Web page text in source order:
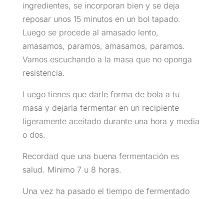
ingredientes, se incorporan bien y se deja
reposar unos 15 minutos en un bol tapado.
Luego se procede al amasado lento,
amasamos, paramos, amasamos, paramos.
Vamos escuchando a la masa que no oponga
resistencia.
Luego tienes que darle forma de bola a tu
masa y dejarla fermentar en un recipiente
ligeramente aceitado durante una hora y media
o dos.
Recordad que una buena fermentación es
salud. Mínimo 7 u 8 horas.
Una vez ha pasado el tiempo de fermentado